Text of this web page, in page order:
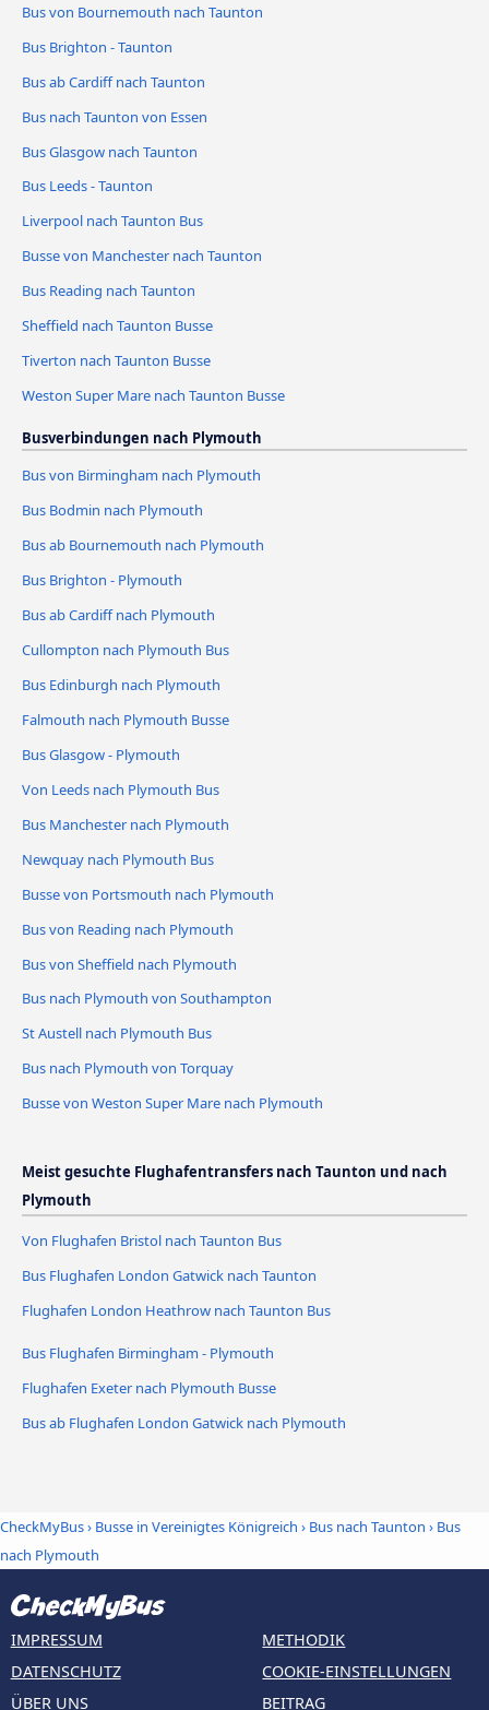
Bus von Bournemouth nach Taunton
Bus Brighton - Taunton
Bus ab Cardiff nach Taunton
Bus nach Taunton von Essen
Bus Glasgow nach Taunton
Bus Leeds - Taunton
Liverpool nach Taunton Bus
Busse von Manchester nach Taunton
Bus Reading nach Taunton
Sheffield nach Taunton Busse
Tiverton nach Taunton Busse
Weston Super Mare nach Taunton Busse
Busverbindungen nach Plymouth
Bus von Birmingham nach Plymouth
Bus Bodmin nach Plymouth
Bus ab Bournemouth nach Plymouth
Bus Brighton - Plymouth
Bus ab Cardiff nach Plymouth
Cullompton nach Plymouth Bus
Bus Edinburgh nach Plymouth
Falmouth nach Plymouth Busse
Bus Glasgow - Plymouth
Von Leeds nach Plymouth Bus
Bus Manchester nach Plymouth
Newquay nach Plymouth Bus
Busse von Portsmouth nach Plymouth
Bus von Reading nach Plymouth
Bus von Sheffield nach Plymouth
Bus nach Plymouth von Southampton
St Austell nach Plymouth Bus
Bus nach Plymouth von Torquay
Busse von Weston Super Mare nach Plymouth
Meist gesuchte Flughafentransfers nach Taunton und nach
Plymouth
Von Flughafen Bristol nach Taunton Bus
Bus Flughafen London Gatwick nach Taunton
Flughafen London Heathrow nach Taunton Bus
Bus Flughafen Birmingham - Plymouth
Flughafen Exeter nach Plymouth Busse
Bus ab Flughafen London Gatwick nach Plymouth
CheckMyBus› Busse in Vereinigtes Königreich › Bus nach Taunton › Bus
nach Plymouth
IMPRESSUM
DATENSCHUTZ
ÜBER UNS
METHODIK
COOKIE-EINSTELLUNGEN
BEITRAG